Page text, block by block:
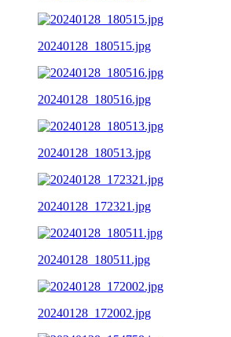
20240128_180515.jpg
20240128_180516.jpg
20240128_180513.jpg
20240128_172321.jpg
20240128_180511.jpg
20240128_172002.jpg